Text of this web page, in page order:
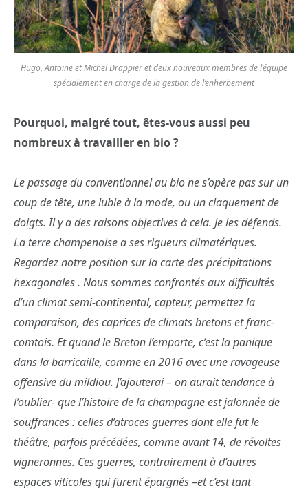
Hugo, Antoine et Michel Drappier et deux nouveaux membres de l’équipe
spécialement en charge de la gestion de l’enherbement
Pourquoi, malgré tout, êtes-vous aussi peu
nombreux à travailler en bio ?
Le passage du conventionnel au bio ne s’opère pas sur un
coup de tête, une lubie à la mode, ou un claquement de
doigts. Il y a des raisons objectives à cela. Je les défends.
La terre champenoise a ses rigueurs climatériques.
Regardez notre position sur la carte des précipitations
hexagonales . Nous sommes confrontés aux difficultés
d’un climat semi-continental, capteur, permettez la
comparaison, des caprices de climats bretons et franc-
comtois. Et quand le Breton l’emporte, c’est la panique
dans la barricaille, comme en 2016 avec une ravageuse
offensive du mildiou. J’ajouterai – on aurait tendance à
l’oublier- que l’histoire de la champagne est jalonnée de
souffrances : celles d’atroces guerres dont elle fut le
théâtre, parfois précédées, comme avant 14, de révoltes
vigneronnes. Ces guerres, contrairement à d’autres
espaces viticoles qui furent épargnés –et c’est tant